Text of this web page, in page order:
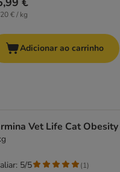
€ / kg
Adicionar ao carrinho
Vet Life Cat Obesity
5/5 (1)